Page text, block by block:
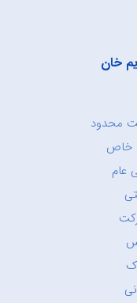
خان
محدود
خاص
عام